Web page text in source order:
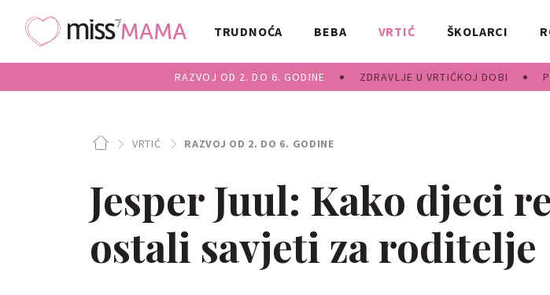
TRUDNOĆA BEBA VRTIĆ
RAZVOJ OD 2. DO 6. GODINE ZDRAVLJE U VRTIĆKOJ DOBI
ŠKOLARCI
VRTIĆ RAZVOJ OD 2. DO 6. GODINE
Jesper Juul: Kako djeci
ostali savjeti za roditelje